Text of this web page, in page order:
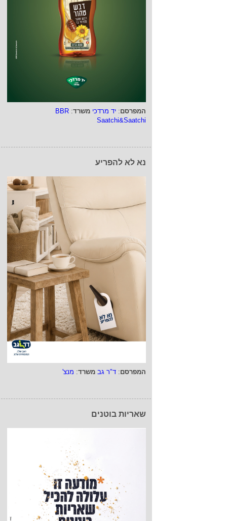
המפרסם: יד מרדכי משרד:
BBR
Saatchi&Saatchi
נא לא להפריע
המפרסם: ד"ר גב משרד: מנצ'
שאריות בוטנים